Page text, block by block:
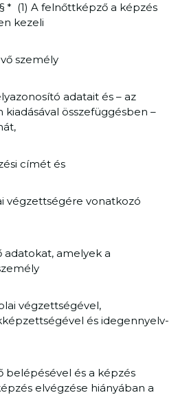
* (1) A felnőttképző a képzés
kezeli
személy
adatait és – az
kiadásával összefüggésben –
címét és
végzettségére vonatkozó
adatokat, amelyek a
végzettségével,
és idegennyelv-
és a képzés
elvégzése hiányában a